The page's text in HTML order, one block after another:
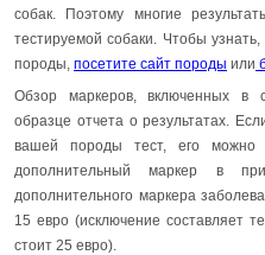
собак. Поэтому многие
тестируемой собаки. Чтобы
породы, посетите сайт породы или
Обзор маркеров, включенных в
образце отчета о результатах.
вашей породы тест, его можно
дополнительный маркер в
дополнительного маркера
15 евро (исключение составляет
стоит 25 евро).